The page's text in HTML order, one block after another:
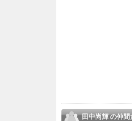
田中尚輝 の仲間